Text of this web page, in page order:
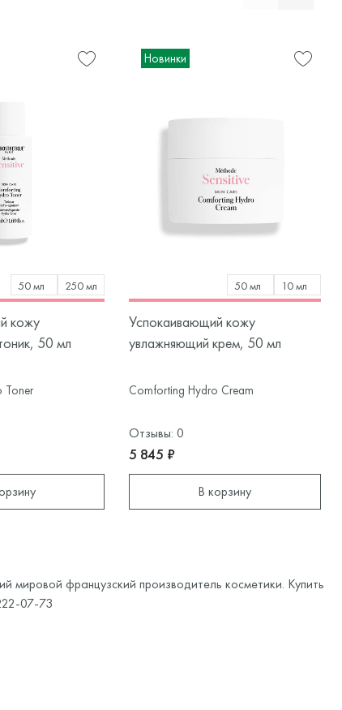
50 мл 250 мл
кожу
50 мл
Toner
Новинки
50 мл 10 мл
Успокаивающий кожу
увлажняющий крем, 50 мл
Comforting Hydro Cream
Отзывы: 0
5 845 ₽
В корзину
мировой французский производитель косметики. Купить
07-73